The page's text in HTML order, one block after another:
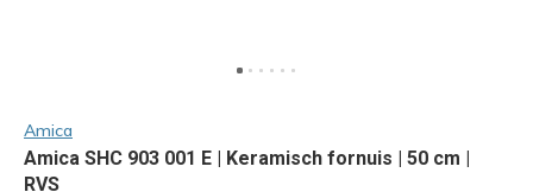
Amica
Amica SHC 903 001 E | Keramisch fornuis | 50 cm |
RVS